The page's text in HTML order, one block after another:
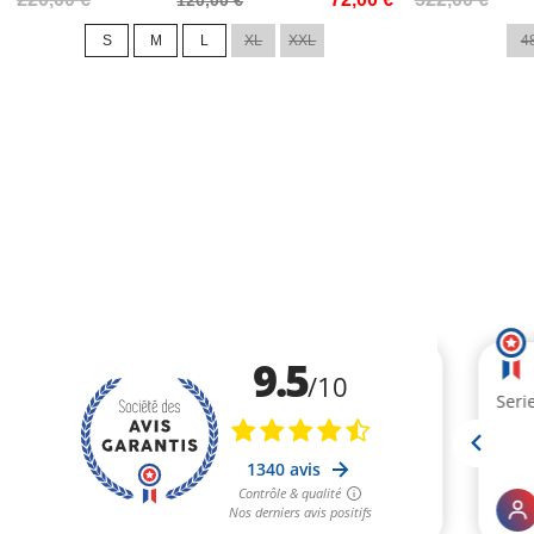
S M L XL XXL